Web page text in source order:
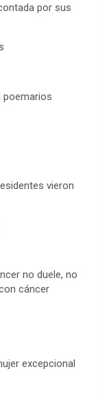
por sus
poemarios
vieron
no duele, no
cáncer
excepcional